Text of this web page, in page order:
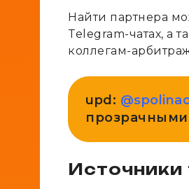
Найти партнера
Telegram-чатах, а
коллегам-
upd: